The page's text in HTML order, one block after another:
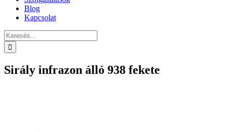
Blog
Kapcsolat
Keresés...
Sirály infrazon álló 938 fekete